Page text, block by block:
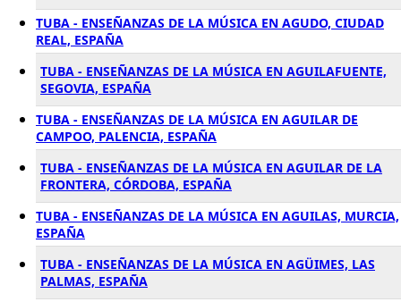
TUBA - ENSEÑANZAS DE LA MÚSICA EN AGUDO, CIUDAD
REAL, ESPAÑA
TUBA - ENSEÑANZAS DE LA MÚSICA EN AGUILAFUENTE,
SEGOVIA, ESPAÑA
TUBA - ENSEÑANZAS DE LA MÚSICA EN AGUILAR DE
CAMPOO, PALENCIA, ESPAÑA
TUBA - ENSEÑANZAS DE LA MÚSICA EN AGUILAR DE LA
FRONTERA, CÓRDOBA, ESPAÑA
TUBA - ENSEÑANZAS DE LA MÚSICA EN AGUILAS, MURCIA,
ESPAÑA
TUBA - ENSEÑANZAS DE LA MÚSICA EN AGÜIMES, LAS
PALMAS, ESPAÑA